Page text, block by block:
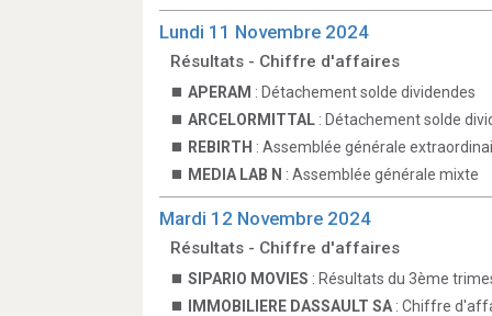
Lundi 11 Novembre 2024
Résultats - Chiffre d'affaires
APERAM : Détachement solde dividendes
ARCELORMITTAL : Détachement solde
REBIRTH : Assemblée générale
MEDIA LAB N : Assemblée générale mixte
Mardi 12 Novembre 2024
Résultats - Chiffre d'affaires
SIPARIO MOVIES : Résultats du 3ème
IMMOBILIERE DASSAULT SA : Chiffre